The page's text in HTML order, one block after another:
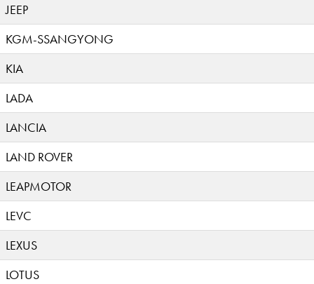
JEEP
KGM-SSANGYONG
KIA
LADA
LANCIA
LAND ROVER
LEAPMOTOR
LEVC
LEXUS
LOTUS